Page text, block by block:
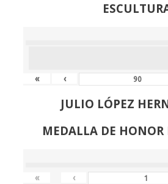
« ‹
JULIO LÓPEZ
MEDALLA DE HONOR
« ‹